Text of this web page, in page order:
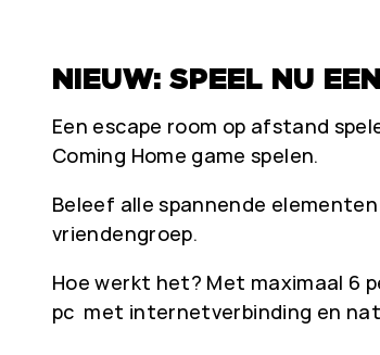
NIEUW: SPEEL NU
Een escape room op afstand
Coming Home game spelen.
Beleef alle spannende
vriendengroep.
Hoe werkt het? Met maximaal 6
pc met internetverbinding en